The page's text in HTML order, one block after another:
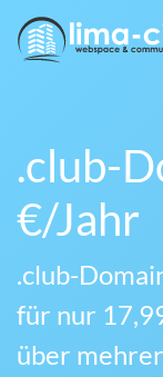
.club-
€/Jahr
.club-
für nur
über